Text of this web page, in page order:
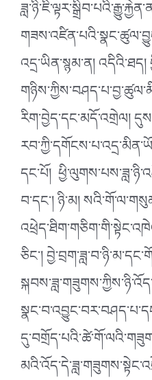
འདྲ་ཡིན་སྙམ་ན།
རིག་བྱེད་དང་མདོ་འགྲེལ།
དང་པོ།
བ་དང༌། ཉི་མ།
ཅིང༌།